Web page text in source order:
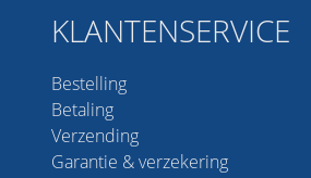
KLANTENSERVICE
Bestelling
Betaling
Verzending
Garantie & verzekering